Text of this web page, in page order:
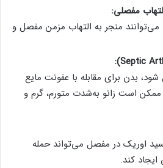
مفصلی:
منجر به التهاب مزمن مفصل و
بدن برای مقابله با عفونت مایع
ممکن است زانو به‌شدت متورم، گرم و
اوریک در مفصل می‌تواند حمله
ایجاد کند.